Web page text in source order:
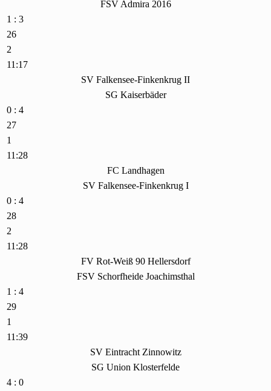
FSV Admira 2016
1 : 3
26
2
11:17
SV Falkensee-Finkenkrug II
SG Kaiserbäder
0 : 4
27
1
11:28
FC Landhagen
SV Falkensee-Finkenkrug I
0 : 4
28
2
11:28
FV Rot-Weiß 90 Hellersdorf
FSV Schorfheide Joachimsthal
1 : 4
29
1
11:39
SV Eintracht Zinnowitz
SG Union Klosterfelde
4 : 0